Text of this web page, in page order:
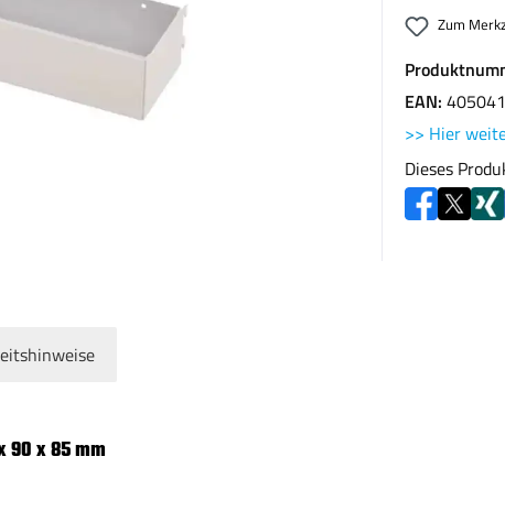
Zum
EAN:
>> Hier
Dieses
90 x 85 mm